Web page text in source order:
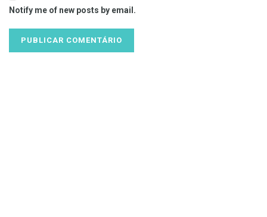
Notify me of new posts by email.